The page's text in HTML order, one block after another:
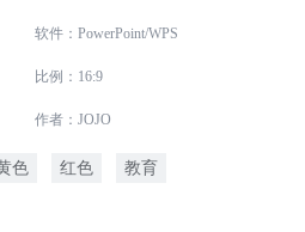
软件：PowerPoint/WPS
比例：16:9
作者：JOJO
色 红色 教育